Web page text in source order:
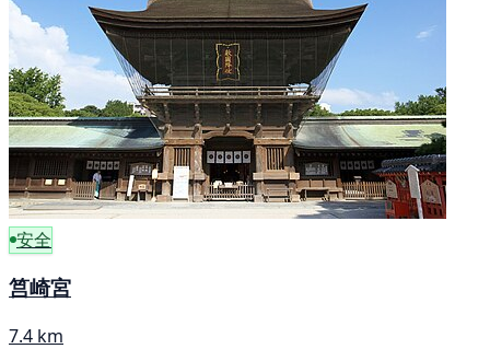
安全
筥崎宮
7.4 km